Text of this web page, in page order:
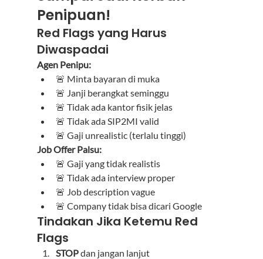
Penipuan!
Red Flags yang Harus
Diwaspadai
Agen Penipu:
🚨 Minta bayaran di muka
🚨 Janji berangkat seminggu
🚨 Tidak ada kantor fisik jelas
🚨 Tidak ada SIP2MI valid
🚨 Gaji unrealistic (terlalu tinggi)
Job Offer Palsu:
🚨 Gaji yang tidak realistis
🚨 Tidak ada interview proper
🚨 Job description vague
🚨 Company tidak bisa dicari Google
Tindakan Jika Ketemu Red
Flags
STOP dan jangan lanjut